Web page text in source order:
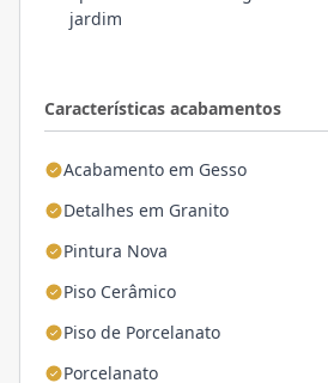
Características acabamentos
Acabamento em Gesso
Detalhes em Granito
Pintura Nova
Piso Cerâmico
Piso de Porcelanato
Porcelanato
jardim